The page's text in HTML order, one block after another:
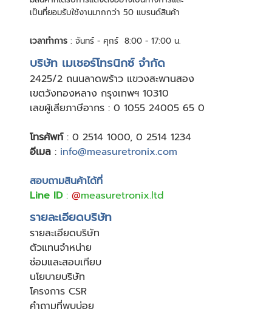
เป็นที่ยอมรับใช้งานมากกว่า 50 แบรนด์สินค้า
เวลาทำการ : จันทร์ - ศุกร์ 8:00 - 17:00 น.
บริษัท เมเชอร์โทรนิกซ์ จำกัด
2425/2 ถนนลาดพร้าว แขวงสะพานสอง
เขตวังทองหลาง กรุงเทพฯ 10310
เลขผู้เสียภาษีอากร : 0 1055 24005 65 0
โทรศัพท์: 0 2514 1000, 0 2514 1234
อีเมล : info@measuretronix.com
สอบถามสินค้าได้ที่
Line ID: @measuretronix.ltd
รายละเอียดบริษัท
รายละเอียดบริษัท
ตัวแทนจำหน่าย
ซ่อมและสอบเทียบ
นโยบายบริษัท
โครงการ CSR
คำถามที่พบบ่อย